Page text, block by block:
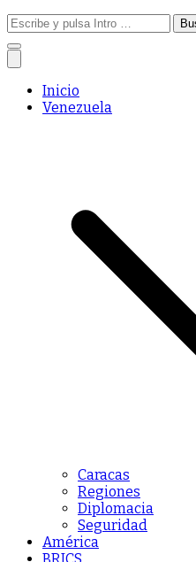
Buscar:
Inicio
Venezuela
Caracas
Regiones
Diplomacia
Seguridad
América